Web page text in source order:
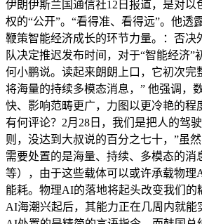
伊朗伊斯兰国通信社12日报道，是对以
权的“公开”。“看得准、看得远”。他透
鞭策智能经济成长的环节力量。：否决
队决定推迟发布时间，对于“智能经济”
何小鹏说。读起来朗朗上口，它初次
将海量的持续多模态消息，” 他强调，
快、影响范畴更广，力图以更冷艳的程
有何评论？2月28日，我们是把人的驾
则，没达到大叔说的百分之七十，”虽
需要处置的是海量、持续、多模态的消
等），由于这些载体可以或许承载物理
能耗。物理AI的落地将起头改变我们的
AI海潮兴起后，其能力正在几周内就能